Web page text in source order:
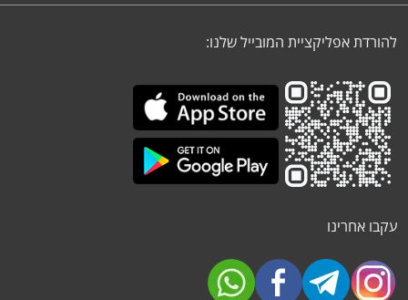
להורדת אפליקציית המובייל שלנו:
עקבו אחרינו